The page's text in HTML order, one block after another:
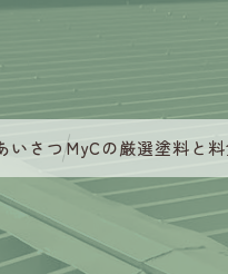
いさつ MyCの厳選塗料と